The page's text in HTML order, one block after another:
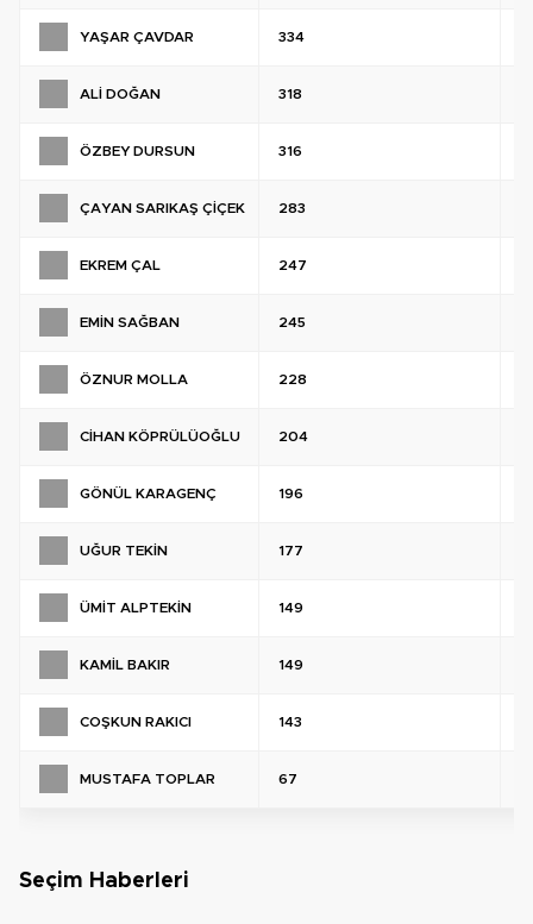
YAŞAR ÇAVDAR 334
ALİ DOĞAN 318
ÖZBEY DURSUN 316
ÇAYAN SARIKAŞ ÇİÇEK 283
EKREM ÇAL 247
EMİN SAĞBAN 245
ÖZNUR MOLLA 228
CİHAN KÖPRÜLÜOĞLU 204
GÖNÜL KARAGENÇ 196
UĞUR TEKİN 177
ÜMİT ALPTEKİN 149
KAMİL BAKIR 149
COŞKUN RAKICI 143
MUSTAFA TOPLAR 67
Seçim Haberleri